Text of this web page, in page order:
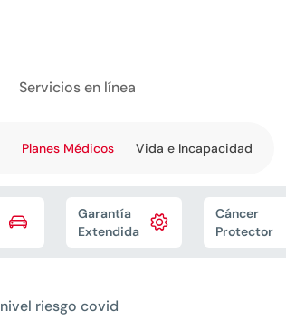
Planes Médicos Vida e Incapacidad
Servicios en línea
 
Garantía
Extendida
Cáncer
Protector
nivel riesgo covid